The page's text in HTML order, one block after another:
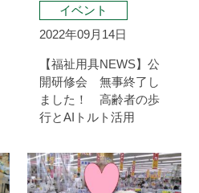
イベント
2022年09月14日
【福祉用具NEWS】公
開研修会 無事終了し
ました！ 高齢者の歩
行とAIトルト活用